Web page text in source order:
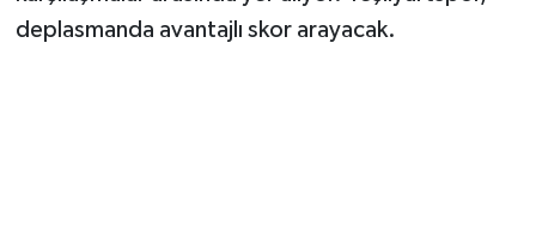
deplasmanda avantajlı skor arayacak.